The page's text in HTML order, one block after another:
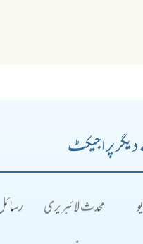
پراجیکٹ
محدث لائبریری